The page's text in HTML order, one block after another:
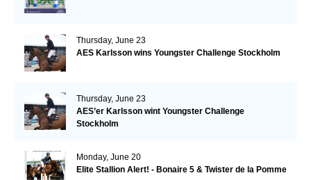
Thursday, June 23
AES Karlsson wins Youngster Challenge Stockholm
Thursday, June 23
AES’er Karlsson wint Youngster Challenge
Stockholm
Monday, June 20
Elite Stallion Alert! - Bonaire 5 & Twister de la Pomme